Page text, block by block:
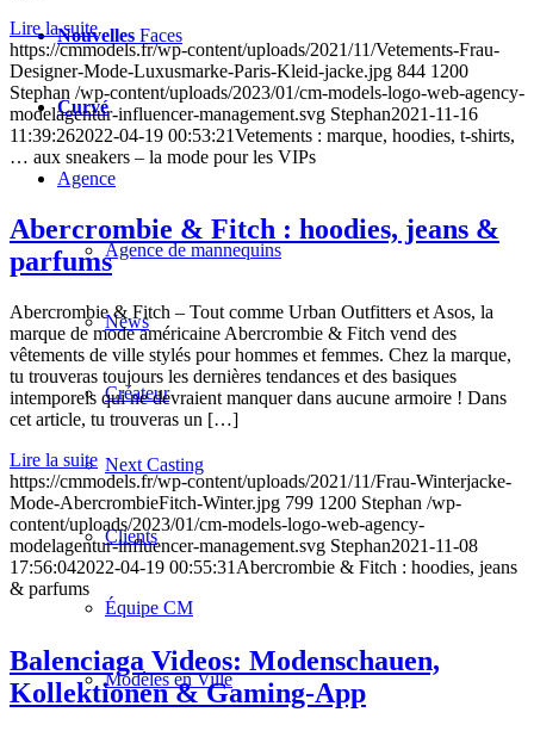
Nouvelles Faces
Curvé
Agence
Agence de mannequins
News
Créateur
Next Casting
Clients
Équipe CM
Modèles en Ville
Lire la suite
https://cmmodels.fr/wp-content/uploads/2021/11/Vetements-Frau-
Designer-Mode-Luxusmarke-Paris-Kleid-jacke.jpg 844 1200
Stephan /wp-content/uploads/2023/01/cm-models-logo-web-agency-
modelagentur-influencer-management.svg Stephan2021-11-16
11:39:262022-04-19 00:53:21Vetements : marque, hoodies, t-shirts,
… aux sneakers – la mode pour les VIPs
Abercrombie & Fitch : hoodies, jeans &
parfums
Abercrombie & Fitch – Tout comme Urban Outfitters et Asos, la
marque de mode américaine Abercrombie & Fitch vend des
vêtements de ville stylés pour hommes et femmes. Chez la marque,
tu trouveras toujours les dernières tendances et des basiques
intemporels qui ne devraient manquer dans aucune armoire ! Dans
cet article, tu trouveras un […]
Lire la suite
https://cmmodels.fr/wp-content/uploads/2021/11/Frau-Winterjacke-
Mode-AbercrombieFitch-Winter.jpg 799 1200 Stephan /wp-
content/uploads/2023/01/cm-models-logo-web-agency-
modelagentur-influencer-management.svg Stephan2021-11-08
17:56:042022-04-19 00:55:31 Abercrombie & Fitch : hoodies, jeans
& parfums
Balenciaga Videos: Modenschauen,
Kollektionen & Gaming-App